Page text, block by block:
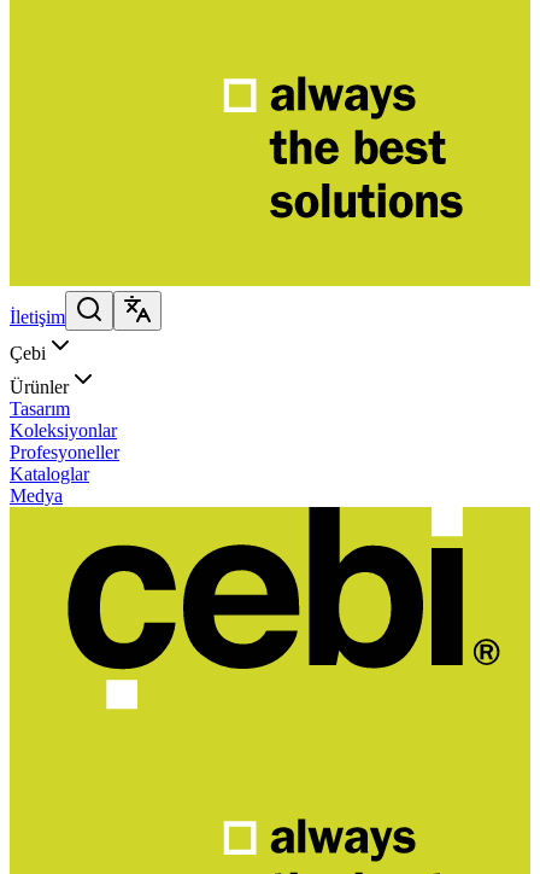
İletişim
Çebi
Ürünler
Tasarım
Koleksiyonlar
Profesyoneller
Kataloglar
Medya